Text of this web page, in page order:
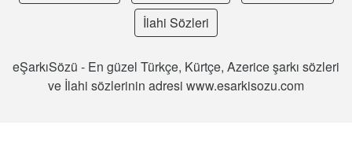
İlahi Sözleri
eŞarkıSözü - En güzel Türkçe, Kürtçe, Azerice şarkı sözleri
ve İlahi sözlerinin adresi www.esarkisozu.com